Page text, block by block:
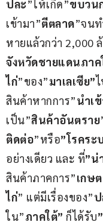
ปละ”ให้เกิด”ขบวน
เข้ามา”ตีตลาด”จน
หายแล้วกว่า 2,000
จังหวัดชายแดนภาค
ไก่”ของ”มาเลเซีย”
สินค้าหากการ”นำเ
เป็น”สินค้าอันตราย
ติดต่อ”หรือ”โรคระ
อย่างเดียว และ ที่”น่
สินค้าภาคการ”เกษ
ไก่” แต่มีเรื่องของ”
ใน”ภาคใต้” ก็ได้รับ